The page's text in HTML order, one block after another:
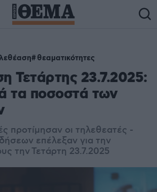
θεαματικότητες
Τετάρτης 23.7.2025:
τα ποσοστά των
προτίμησαν οι τηλεθεατές -
επέλεξαν για την
την Τετάρτη 23.7.2025